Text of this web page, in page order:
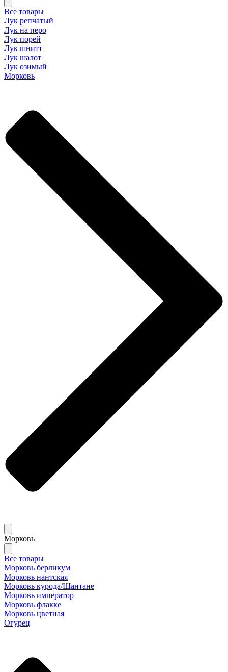
Все товары
Лук репчатый
Лук на перо
Лук порей
Лук шнитт
Лук шалот
Лук озимый
Морковь
Морковь
Все товары
Морковь берликум
Морковь нантская
Морковь курода/Шантане
Морковь император
Морковь флакке
Морковь цветная
Огурец